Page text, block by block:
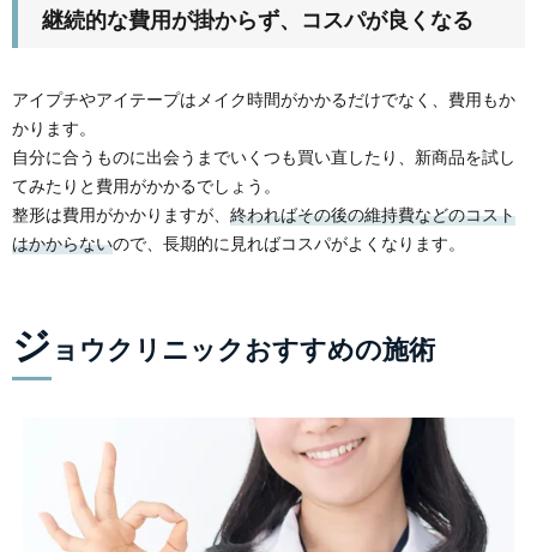
継続的な費用が掛からず、コスパが良くなる
アイプチやアイテープはメイク時間がかかるだけでなく、費用もか
かります。
自分に合うものに出会うまでいくつも買い直したり、新商品を試し
てみたりと費用がかかるでしょう。
整形は費用がかかりますが、 終わればその後の維持費などのコスト
はかからないので、長期的に見ればコスパがよくなります。
ジ ョウクリニックおすすめの施術